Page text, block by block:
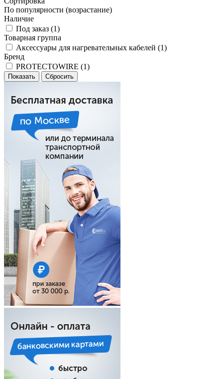
По популярности (возрастание)
Наличие
Под заказ (1)
Товарная группа
Аксессуары для нагревательных кабелей (1)
Бренд
PROTECTOWIRE (1)
Сбросить